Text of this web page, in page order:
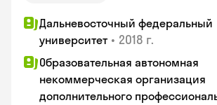
Дальневосточный федеральный
университет • 2018 г.
Образовательная автономная
некоммерческая организация
дополнительного